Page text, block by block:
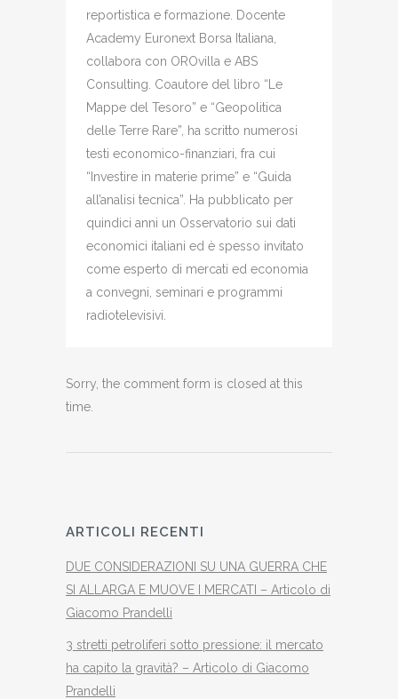
reportistica e formazione. Docente
Academy Euronext Borsa Italiana,
collabora con OROvilla e ABS
Consulting. Coautore del libro “Le
Mappe del Tesoro” e “Geopolitica
delle Terre Rare”, ha scritto numerosi
testi economico-finanziari, fra cui
“Investire in materie prime” e “Guida
all’analisi tecnica”. Ha pubblicato per
quindici anni un Osservatorio sui dati
economici italiani ed è spesso invitato
come esperto di mercati ed economia
a convegni, seminari e programmi
radiotelevisivi.
Sorry, the comment form is closed at this
time.
ARTICOLI RECENTI
DUE CONSIDERAZIONI SU UNA GUERRA CHE
SI ALLARGA E MUOVE I MERCATI – Articolo di
Giacomo Prandelli
3 stretti petroliferi sotto pressione: il mercato
ha capito la gravità? – Articolo di Giacomo
Prandelli